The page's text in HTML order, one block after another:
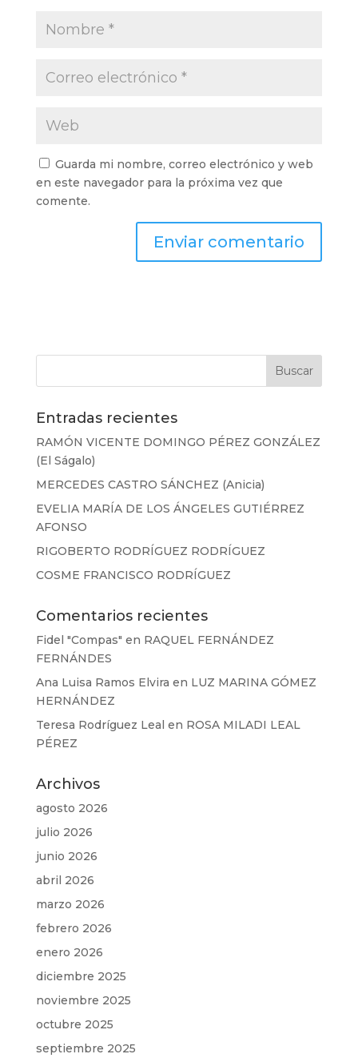
Guarda mi nombre, correo electrónico y web
en este navegador para la próxima vez que
comente.
Entradas recientes
RAMÓN VICENTE DOMINGO PÉREZ GONZÁLEZ
(El Ságalo)
MERCEDES CASTRO SÁNCHEZ (Anicia)
EVELIA MARÍA DE LOS ÁNGELES GUTIÉRREZ
AFONSO
RIGOBERTO RODRÍGUEZ RODRÍGUEZ
COSME FRANCISCO RODRÍGUEZ
Comentarios recientes
Fidel "Compas" en RAQUEL FERNÁNDEZ
FERNÁNDES
Ana Luisa Ramos Elvira en LUZ MARINA GÓMEZ
HERNÁNDEZ
Teresa Rodríguez Leal en ROSA MILADI LEAL
PÉREZ
Archivos
agosto 2026
julio 2026
junio 2026
abril 2026
marzo 2026
febrero 2026
enero 2026
diciembre 2025
noviembre 2025
octubre 2025
septiembre 2025